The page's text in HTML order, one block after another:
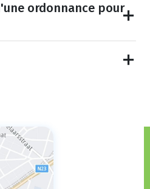
ordonnance pour